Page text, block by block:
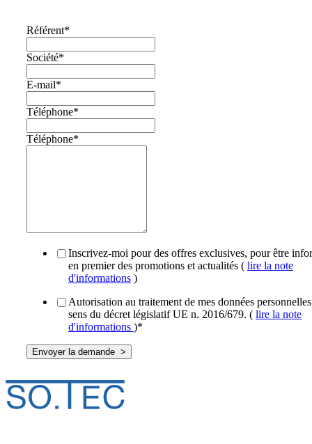
Référent*
Société*
E-mail*
Téléphone*
Téléphone*
Inscrivez-moi pour des offres exclusives, pour être
en premier des promotions et actualités ( lire la note
d'informations )
Autorisation au traitement de mes données
sens du décret législatif UE n. 2016/679. ( lire la note
d'informations )*